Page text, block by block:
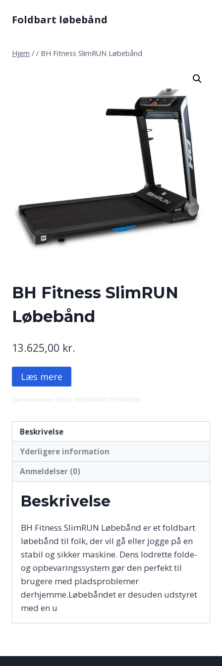
Foldbart løbebånd
Hjem / / BH Fitness SlimRUN Løbebånd
BH Fitness SlimRUN
Løbebånd
13.625,00 kr.
Læs mere
Varenummer (SKU): 8903660871759180395
Beskrivelse
Yderligere information
Anmeldelser (0)
Beskrivelse
BH Fitness SlimRUN Løbebånd er et foldbart
løbebånd til folk, der vil gå eller jogge på en
stabil og sikker maskine. Dens lodrette folde-
og opbevaringssystem gør den perfekt til
brugere med pladsproblemer
derhjemme.Løbebåndet er desuden udstyret
med en u